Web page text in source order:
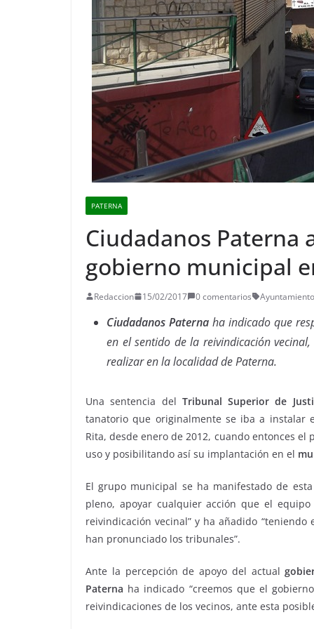
PATERNA
Ciudadanos Paterna
gobierno municipal
Redaccion 15/02/2017 0 comentarios
Ciudadanos Paterna ha indicado que
en el sentido de la reivindicación
realizar en la localidad de Paterna.
Una sentencia del Tribunal Superior de
tanatorio que originalmente se iba a instalar
Rita, desde enero de 2012, cuando entonces
uso y posibilitando así su implantación en el
El grupo municipal se ha manifestado de
pleno, apoyar cualquier acción que el equipo
reivindicación vecinal” y ha añadido
han pronunciado los tribunales”.
Ante la percepción de apoyo del actual
Paterna ha indicado “creemos que el
reivindicaciones de los vecinos, ante esta